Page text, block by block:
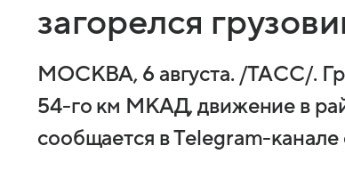
загорелся
МОСКВА, 6 августа. /ТАСС/.
54-го км МКАД, движение в
сообщается в Telegram-